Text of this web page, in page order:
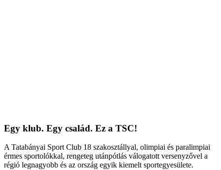
Egy klub. Egy család. Ez a TSC!
A Tatabányai Sport Club 18 szakosztállyal, olimpiai és paralimpiai
érmes sportolókkal, rengeteg utánpótlás válogatott versenyzővel a
régió legnagyobb és az ország egyik kiemelt sportegyesülete.